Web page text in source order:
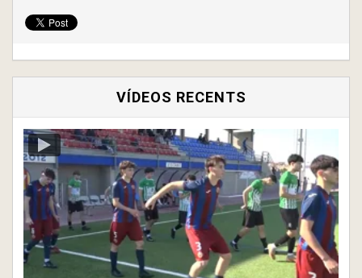
VÍDEOS RECENTS